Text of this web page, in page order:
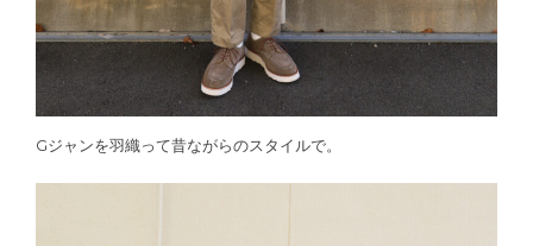
Gジャンを羽織って昔ながらのスタイルで。